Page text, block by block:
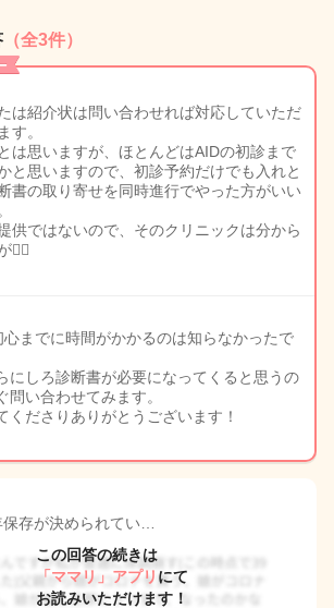
（全3件）
は紹介状は問い合わせれば対応していただ
す。
は思いますが、ほとんどはAIDの初診まで
と思いますので、初診予約だけでも入れと
書の取り寄せを同時進行でやった方がいい
供ではないので、そのクリニックは分から
🙇‍♀️
心までに時間がかかるのは知らなかったで
にしろ診断書が必要になってくると思うの
問い合わせてみます。
くださりありがとうございます！
存が決められてい…
この回答の続きは
「ママリ」アプリ にて
お読みいただけます！